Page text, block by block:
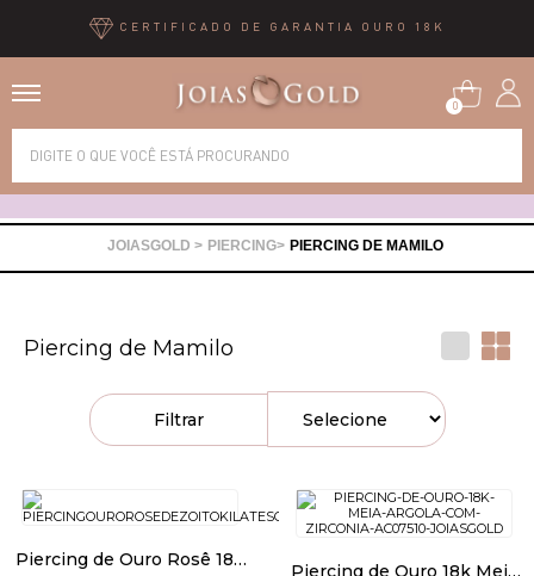
CERTIFICADO DE GARANTIA OURO 18K
0
PIERCING PIERCING DE MAMILO
Piercing de Mamilo
Filtrar
Piercing de Ouro Rosê 18k
Piercing de Ouro 18k Meia
Alianças
Anéis